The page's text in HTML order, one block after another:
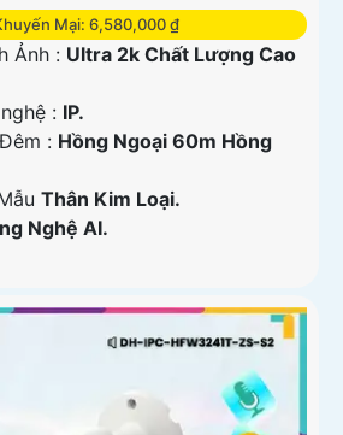
Mại: 6,580,000 ₫
Ảnh : Ultra 2k Chất Lượng Cao
: IP.
: Hồng Ngoại 60m Hồng
Thân Kim Loại.
Nghệ AI.